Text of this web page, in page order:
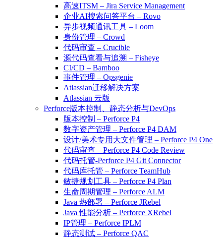
高速ITSM – Jira Service Management
企业AI搜索问答平台 – Rovo
异步视频通讯工具 – Loom
身份管理 – Crowd
代码审查 – Crucible
源代码查看与追溯 – Fisheye
CI/CD – Bamboo
事件管理 – Opsgenie
Atlassian迁移解决方案
Atlassian 云版
Perforce版本控制、静态分析与DevOps
版本控制 – Perforce P4
数字资产管理 – Perforce P4 DAM
设计/美术专用大文件管理 – Perforce P4 One
代码审查 – Perforce P4 Code Review
代码托管-Perforce P4 Git Connector
代码库托管 – Perforce TeamHub
敏捷规划工具 – Perforce P4 Plan
生命周期管理 – Perforce ALM
Java 热部署 – Perforce JRebel
Java 性能分析 – Perforce XRebel
IP管理 – Perforce IPLM
静态测试 – Perforce QAC